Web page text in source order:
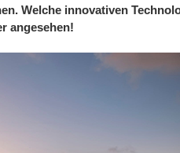
Welche innovativen
angesehen!